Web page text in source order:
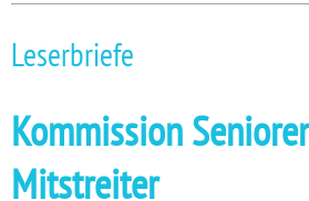
Leserbriefe
Kommission
Mitstreiter